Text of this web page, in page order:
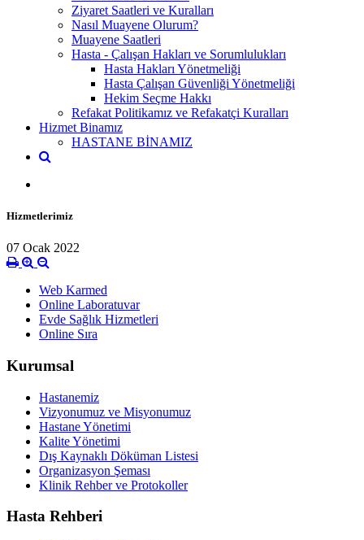
Ziyaret Saatleri ve Kuralları
Nasıl Muayene Olurum?
Muayene Saatleri
Hasta - Çalışan Hakları ve Sorumlulukları
Hasta Hakları Yönetmeliği
Hasta Çalışan Güvenliği Yönetmeliği
Hekim Seçme Hakkı
Refakat Politikamız ve Refakatçi Kuralları
Hizmet Binamız
HASTANE BİNAMIZ
Hizmetlerimiz
07 Ocak 2022
Web Karmed
Online Laboratuvar
Evde Sağlık Hizmetleri
Online Sıra
Kurumsal
Hastanemiz
Vizyonumuz ve Misyonumuz
Hastane Yönetimi
Kalite Yönetimi
Dış Kaynaklı Döküman Listesi
Organizasyon Şeması
Klinik Rehber ve Protokoller
Hasta Rehberi